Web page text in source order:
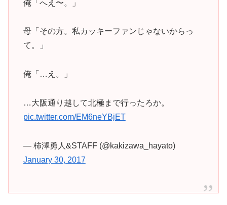
俺「へえ〜。」
母「その方。私カッキーファンじゃないからっ
て。」
俺「…え。」
…大阪通り越して北極まで行ったろか。
pic.twitter.com/EM6neYBjET
— 柿澤勇人&STAFF (@kakizawa_hayato)
January 30, 2017